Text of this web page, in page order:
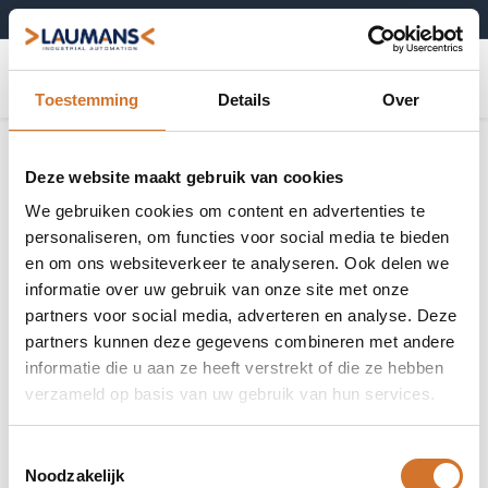
Toestemming Details Over
Deze website maakt gebruik van cookies
We gebruiken cookies om content en advertenties te
personaliseren, om functies voor social media te bieden
en om ons websiteverkeer te analyseren. Ook delen we
informatie over uw gebruik van onze site met onze
partners voor social media, adverteren en analyse. Deze
partners kunnen deze gegevens combineren met andere
informatie die u aan ze heeft verstrekt of die ze hebben
verzameld op basis van uw gebruik van hun services.
Noodzakelijk
0